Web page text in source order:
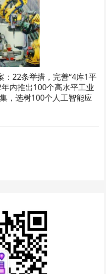
：22条举措，完善“4库1平
内推出100个高水平工业
，选树100个人工智能应